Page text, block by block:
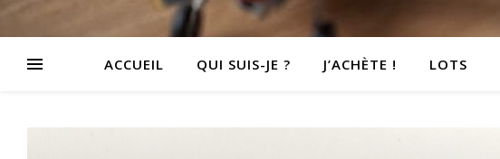
ACCUEIL QUI SUIS-JE ? J’ACHÈTE ! LOTS